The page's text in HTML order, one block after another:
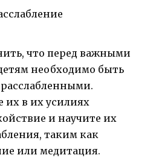
что перед важными
необходимо быть
их в их усилиях
и научите их
таким как
или медитация.